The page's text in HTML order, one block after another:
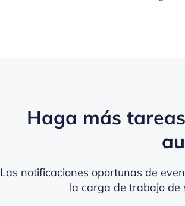
Haga más
Las notificaciones oportunas de
la carga de trabajo de